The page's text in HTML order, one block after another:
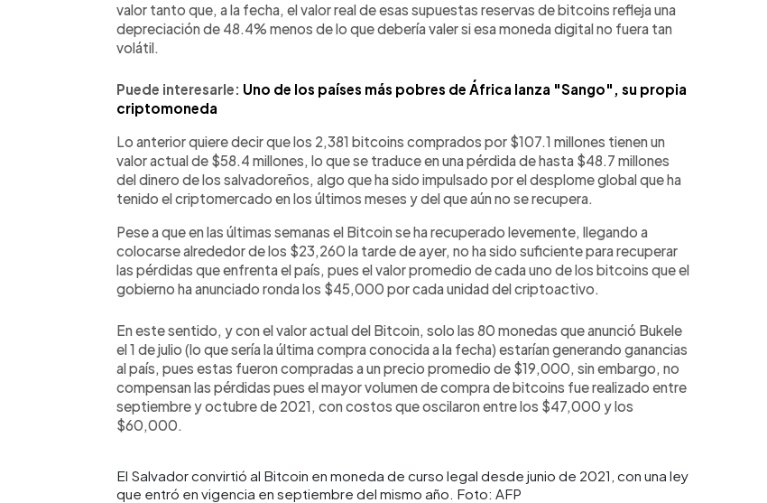
valor tanto que, a la fecha, el valor real de esas supuestas reservas de bitcoins refleja una
depreciación de 48.4% menos de lo que debería valer si esa moneda digital no fuera tan
volátil.
Puede interesarle: Uno de los países más pobres de África lanza "Sango", su propia
criptomoneda
Lo anterior quiere decir que los 2,381 bitcoins comprados por $107.1 millones tienen un
valor actual de $58.4 millones, lo que se traduce en una pérdida de hasta $48.7 millones
del dinero de los salvadoreños, algo que ha sido impulsado por el desplome global que ha
tenido el criptomercado en los últimos meses y del que aún no se recupera.
Pese a que en las últimas semanas el Bitcoin se ha recuperado levemente, llegando a
colocarse alrededor de los $23,260 la tarde de ayer, no ha sido suficiente para recuperar
las pérdidas que enfrenta el país, pues el valor promedio de cada uno de los bitcoins que el
gobierno ha anunciado ronda los $45,000 por cada unidad del criptoactivo.
En este sentido, y con el valor actual del Bitcoin, solo las 80 monedas que anunció Bukele
el 1 de julio (lo que sería la última compra conocida a la fecha) estarían generando ganancias
al país, pues estas fueron compradas a un precio promedio de $19,000, sin embargo, no
compensan las pérdidas pues el mayor volumen de compra de bitcoins fue realizado entre
septiembre y octubre de 2021, con costos que oscilaron entre los $47,000 y los
$60,000.
El Salvador convirtió al Bitcoin en moneda de curso legal desde junio de 2021, con una ley
que entró en vigencia en septiembre del mismo año. Foto: AFP